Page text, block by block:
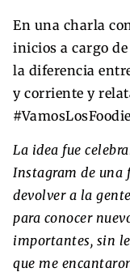
En una charla
inicios a cargo de
la diferencia
y corriente y
La idea fue
Instagram de una
devolver a la
para conocer
importantes, sin
que me